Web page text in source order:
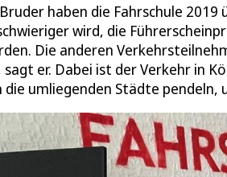
haben die Fahrschule
wird, die
Die anderen
sagt er. Dabei ist der Verkehr in
die umliegenden Städte